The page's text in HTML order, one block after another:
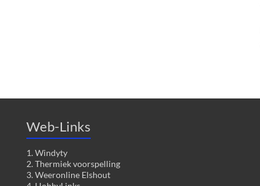
Web-Links
1. Windyty
2. Thermiek voorspelling
3. Weeronline Elshout